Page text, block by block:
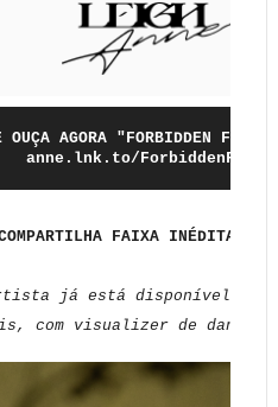
AGORA "FORBIDDEN
anne.lnk.to/ForbiddenFruit
FAIXA INÉDITA
já está disponível em
com visualizer de dança no